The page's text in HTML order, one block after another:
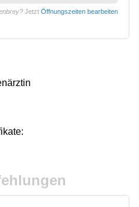
Jetzt Öffnungszeiten bearbeiten